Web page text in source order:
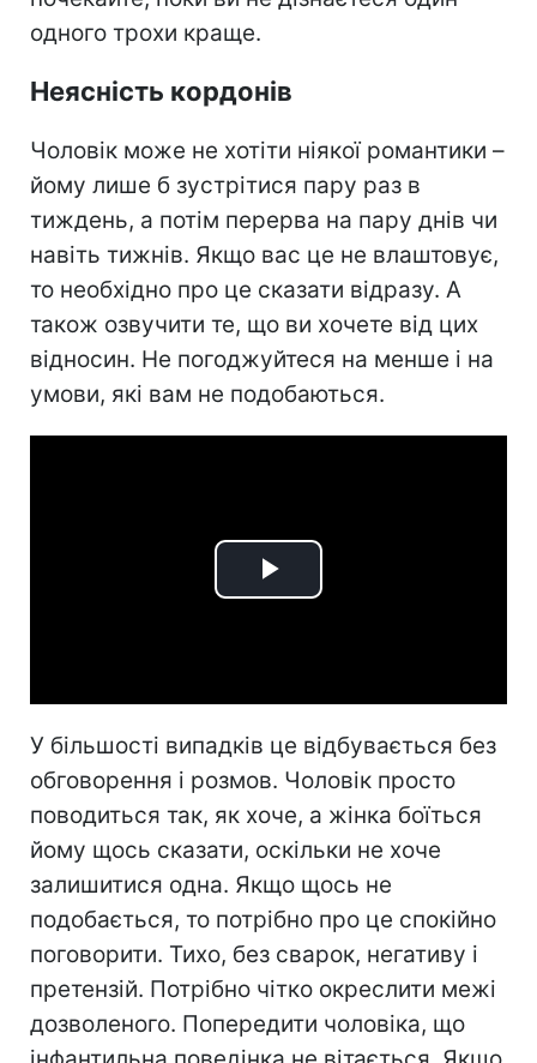
одного трохи краще.
Неясність кордонів
Чоловік може не хотіти ніякої романтики –
йому лише б зустрітися пару раз в
тиждень, а потім перерва на пару днів чи
навіть тижнів. Якщо вас це не влаштовує,
то необхідно про це сказати відразу. А
також озвучити те, що ви хочете від цих
відносин. Не погоджуйтеся на менше і на
умови, які вам не подобаються.
Play
У більшості випадків це відбувається без
обговорення і розмов. Чоловік просто
поводиться так, як хоче, а жінка боїться
йому щось сказати, оскільки не хоче
залишитися одна. Якщо щось не
подобається, то потрібно про це спокійно
поговорити. Тихо, без сварок, негативу і
претензій. Потрібно чітко окреслити межі
дозволеного. Попередити чоловіка, що